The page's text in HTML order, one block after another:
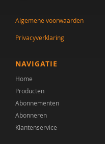
Remy Janischka
Rianne Jansen
Salima Kamp
Lisa van Klaveren
Ineke Koopmans
Athanasios Maras
Algemene voorwaarden
Privacyverklaring
NAVIGATIE
Home
Producten
Abonnementen
Abonneren
Klantenservice